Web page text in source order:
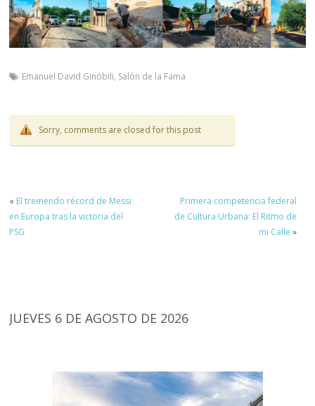
Emanuel David Ginóbili, Salón de la Fama
Sorry, comments are closed for this post
« El tremendo récord de Messi
en Europa tras la victoria del
PSG
Primera competencia federal
de Cultura Urbana: El Ritmo de
mi Calle »
JUEVES 6 DE AGOSTO DE 2026